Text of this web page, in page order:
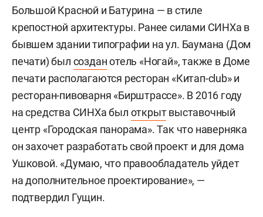
Большой Красной и Батурина — в стиле
крепостной архитектуры. Ранее силами СИНХа в
бывшем здании типографии на ул. Баумана (Дом
печати) был созданотель «Ногай», также в Доме
печати располагаются ресторан «Китап-club» и
ресторан-пивоварня «Бирштрассе». В 2016 году
на средства СИНХа был открытвыставочный
центр «Городская панорама». Так что наверняка
он захочет разработать свой проект и для дома
Ушковой. «Думаю, что правообладатель уйдет
на дополнительное проектирование», —
подтвердил Гущин.